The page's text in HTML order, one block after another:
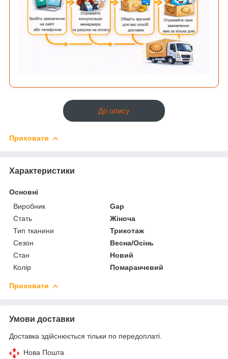
До опису
Приховати
Характеристики
Основні
Виробник
Gap
Стать
Жіноча
Тип тканини
Трикотаж
Сезон
Весна/Осінь
Стан
Новий
Колір
Помаранчевий
Приховати
Умови доставки
Доставка здійснюється тільки по передоплаті.
Нова Пошта